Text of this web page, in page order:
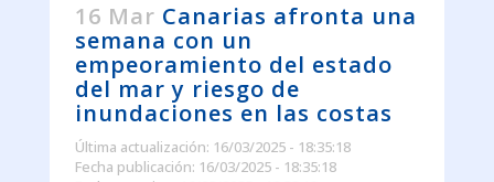
16 Mar Canarias afronta una
semana con un
empeoramiento del estado
del mar y riesgo de
inundaciones en las costas
Última actualización: 16/03/2025 - 18:35:18
Fecha publicación: 16/03/2025 - 18:35:18